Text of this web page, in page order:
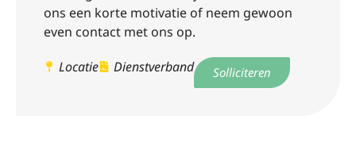
ons een korte motivatie of neem gewoon
even contact met ons op.
Locatie
Dienstverband Solliciteren